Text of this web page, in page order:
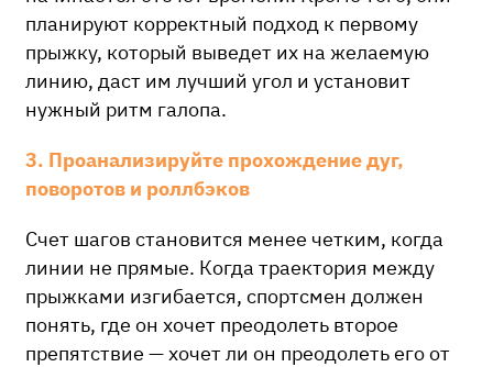
планируют корректный подход к первому
прыжку, который выведет их на желаемую
линию, даст им лучший угол и установит
нужный ритм галопа.
3. Проанализируйте прохождение дуг,
поворотов и роллбэков
Счет шагов становится менее четким, когда
линии не прямые. Когда траектория между
прыжками изгибается, спортсмен должен
понять, где он хочет преодолеть второе
препятствие — хочет ли он преодолеть его от